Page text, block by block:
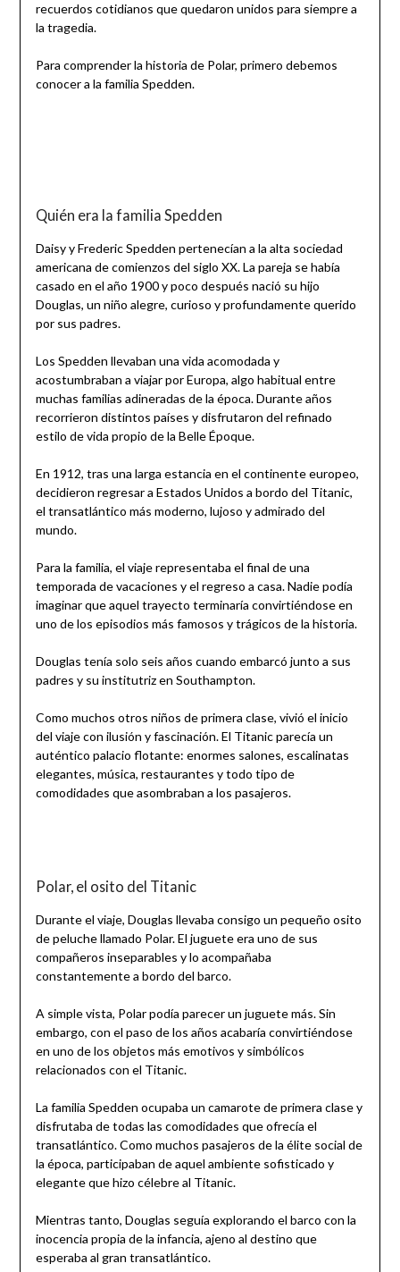
recuerdos cotidianos que quedaron unidos para siempre a
la tragedia.
Para comprender la historia de Polar, primero debemos
conocer a la familia Spedden.
Quién era la familia Spedden
Daisy y Frederic Spedden pertenecían a la alta sociedad
americana de comienzos del siglo XX. La pareja se había
casado en el año 1900 y poco después nació su hijo
Douglas, un niño alegre, curioso y profundamente querido
por sus padres.
Los Spedden llevaban una vida acomodada y
acostumbraban a viajar por Europa, algo habitual entre
muchas familias adineradas de la época. Durante años
recorrieron distintos países y disfrutaron del refinado
estilo de vida propio de la Belle Époque.
En 1912, tras una larga estancia en el continente europeo,
decidieron regresar a Estados Unidos a bordo del Titanic,
el transatlántico más moderno, lujoso y admirado del
mundo.
Para la familia, el viaje representaba el final de una
temporada de vacaciones y el regreso a casa. Nadie podía
imaginar que aquel trayecto terminaría convirtiéndose en
uno de los episodios más famosos y trágicos de la historia.
Douglas tenía solo seis años cuando embarcó junto a sus
padres y su institutriz en Southampton.
Como muchos otros niños de primera clase, vivió el inicio
del viaje con ilusión y fascinación. El Titanic parecía un
auténtico palacio flotante: enormes salones, escalinatas
elegantes, música, restaurantes y todo tipo de
comodidades que asombraban a los pasajeros.
Polar, el osito del Titanic
Durante el viaje, Douglas llevaba consigo un pequeño osito
de peluche llamado Polar. El juguete era uno de sus
compañeros inseparables y lo acompañaba
constantemente a bordo del barco.
A simple vista, Polar podía parecer un juguete más. Sin
embargo, con el paso de los años acabaría convirtiéndose
en uno de los objetos más emotivos y simbólicos
relacionados con el Titanic.
La familia Spedden ocupaba un camarote de primera clase y
disfrutaba de todas las comodidades que ofrecía el
transatlántico. Como muchos pasajeros de la élite social de
la época, participaban de aquel ambiente sofisticado y
elegante que hizo célebre al Titanic.
Mientras tanto, Douglas seguía explorando el barco con la
inocencia propia de la infancia, ajeno al destino que
esperaba al gran transatlántico.